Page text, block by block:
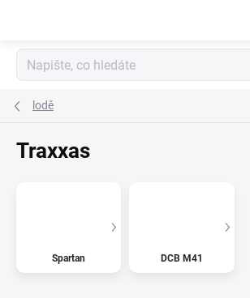
lodě
Traxxas
Spartan DCB M41